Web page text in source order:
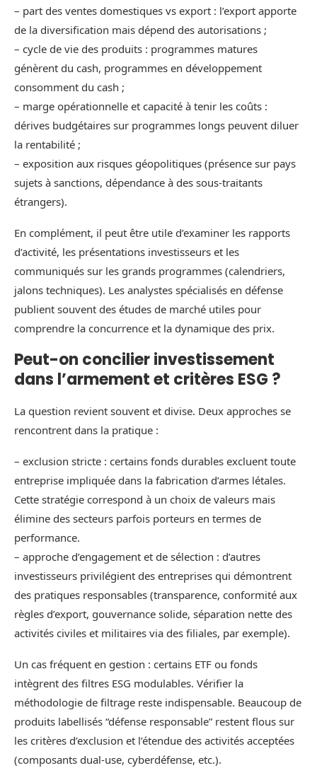
– part des ventes domestiques vs export : l’export apporte
de la diversification mais dépend des autorisations ;
– cycle de vie des produits : programmes matures
génèrent du cash, programmes en développement
consomment du cash ;
– marge opérationnelle et capacité à tenir les coûts :
dérives budgétaires sur programmes longs peuvent diluer
la rentabilité ;
– exposition aux risques géopolitiques (présence sur pays
sujets à sanctions, dépendance à des sous-traitants
étrangers).
En complément, il peut être utile d’examiner les rapports
d’activité, les présentations investisseurs et les
communiqués sur les grands programmes (calendriers,
jalons techniques). Les analystes spécialisés en défense
publient souvent des études de marché utiles pour
comprendre la concurrence et la dynamique des prix.
Peut-on concilier investissement
dans l’armement et critères ESG ?
La question revient souvent et divise. Deux approches se
rencontrent dans la pratique :
– exclusion stricte : certains fonds durables excluent toute
entreprise impliquée dans la fabrication d’armes létales.
Cette stratégie correspond à un choix de valeurs mais
élimine des secteurs parfois porteurs en termes de
performance.
– approche d’engagement et de sélection : d’autres
investisseurs privilégient des entreprises qui démontrent
des pratiques responsables (transparence, conformité aux
règles d’export, gouvernance solide, séparation nette des
activités civiles et militaires via des filiales, par exemple).
Un cas fréquent en gestion : certains ETF ou fonds
intègrent des filtres ESG modulables. Vérifier la
méthodologie de filtrage reste indispensable. Beaucoup de
produits labellisés “défense responsable” restent flous sur
les critères d’exclusion et l’étendue des activités acceptées
(composants dual-use, cyberdéfense, etc.).